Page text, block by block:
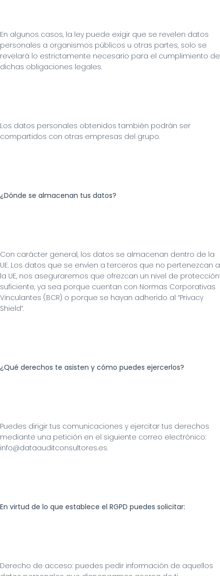
En algunos casos, la ley puede exigir que se revelen datos
personales a organismos públicos u otras partes, solo se
revelará lo estrictamente necesario para el cumplimiento de
dichas obligaciones legales.
Los datos personales obtenidos también podrán ser
compartidos con otras empresas del grupo.
¿Dónde se almacenan tus datos?
Con carácter general, los datos se almacenan dentro de la
UE. Los datos que se envíen a terceros que no pertenezcan a
la UE, nos aseguraremos que ofrezcan un nivel de protección
suficiente, ya sea porque cuentan con Normas Corporativas
Vinculantes (BCR) o porque se hayan adherido al “Privacy
Shield”.
¿Qué derechos te asisten y cómo puedes ejercerlos?
Puedes dirigir tus comunicaciones y ejercitar tus derechos
mediante una petición en el siguiente correo electrónico:
info@dataauditconsultores.es.
En virtud de lo que establece el RGPD puedes solicitar:
Derecho de acceso: puedes pedir información de aquellos